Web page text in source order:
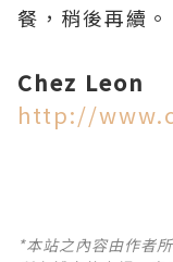
餐，稍後再續。
Chez Leon
http://
*本站之內容由作者